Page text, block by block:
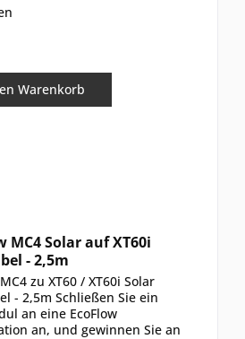
Warenkorb
MC4 Solar auf XT60i
- 2,5m
zu XT60 / XT60i Solar
- 2,5m Schließen Sie ein
an eine EcoFlow
an, und gewinnen Sie an